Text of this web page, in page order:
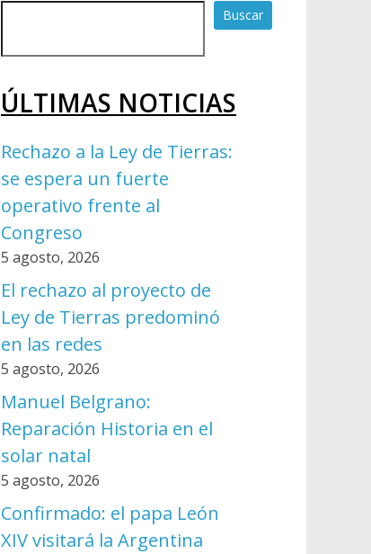
Buscar
ÚLTIMAS NOTICIAS
Rechazo a la Ley de Tierras:
se espera un fuerte
operativo frente al
Congreso
5 agosto, 2026
El rechazo al proyecto de
Ley de Tierras predominó
en las redes
5 agosto, 2026
Manuel Belgrano:
Reparación Historia en el
solar natal
5 agosto, 2026
Confirmado: el papa León
XIV visitará la Argentina